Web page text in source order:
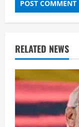
RELATED NEWS